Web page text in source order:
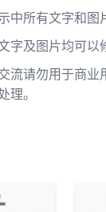
中所有文字和图
字及图片均可以
流请勿用于商业
理。